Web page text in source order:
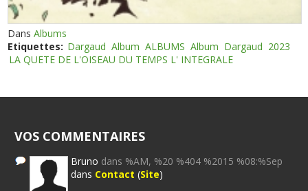
DansAlbums
Etiquettes: Dargaud Album ALBUMS Album Dargaud 2023
LA QUETE DE L'OISEAU DU TEMPS L' INTEGRALE
VOS COMMENTAIRES
Bruno dans %AM, %20 %404 %2015 %08:%Sep
dans Contact (Site)